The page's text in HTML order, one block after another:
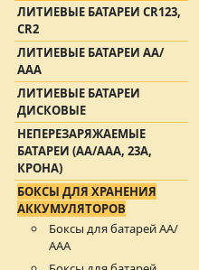
ЛИТИЕВЫЕ БАТАРЕИ CR123,
CR2
ЛИТИЕВЫЕ БАТАРЕИ АА/
ААА
ЛИТИЕВЫЕ БАТАРЕИ
ДИСКОВЫЕ
НЕПЕРЕЗАРЯЖАЕМЫЕ
БАТАРЕИ (АА/ААА, 23A,
КРОНА)
БОКСЫ ДЛЯ ХРАНЕНИЯ
АККУМУЛЯТОРОВ
Боксы для батарей АА/
ААА